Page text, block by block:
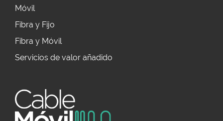
Móvil
Fibra y Fijo
Fibra y Móvil
Servicios de valor añadido